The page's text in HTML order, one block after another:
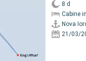
8 d
Cabine
Nova
21/03/